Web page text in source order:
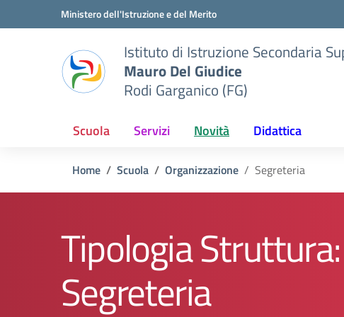
Vai ai contenuti
Vai al menu di navigazioneMinistero dell'Istruzione e del Merito
Istituto di Istruzione Secondaria
Mauro Del Giudice
Rodi Garganico (FG)
Scuola Servizi Novità Didattica
Home Scuola Organizzazione Segreteria
Tipologia Struttura:
Segreteria